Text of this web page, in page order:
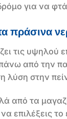
για να
πράσινα
τις υψηλού
από την
στην
από τα
επιλέξεις